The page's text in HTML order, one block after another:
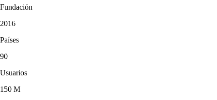
Fundación
2016
Países
90
Usuarios
150 M